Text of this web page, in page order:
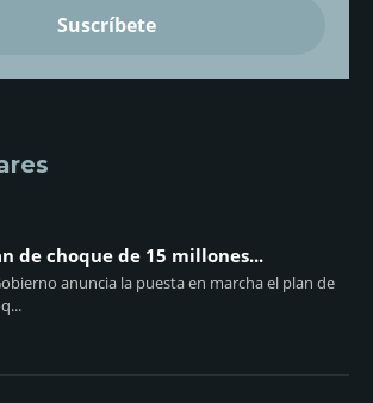
de choque de 15 millones...
anuncia la puesta en marcha el plan de